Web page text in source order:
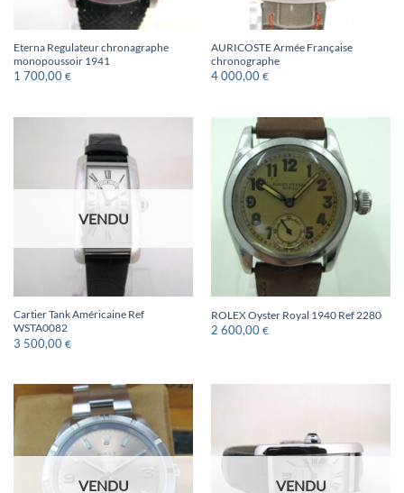
Eterna Regulateur chronagraphe
monopoussoir 1941
1 700,00 €
AURICOSTE Armée Française
chronographe
4 000,00 €
VENDU
Cartier Tank Américaine Ref
WSTA0082
3 500,00 €
ROLEX Oyster Royal 1940 Ref 2280
2 600,00 €
VENDU VENDU